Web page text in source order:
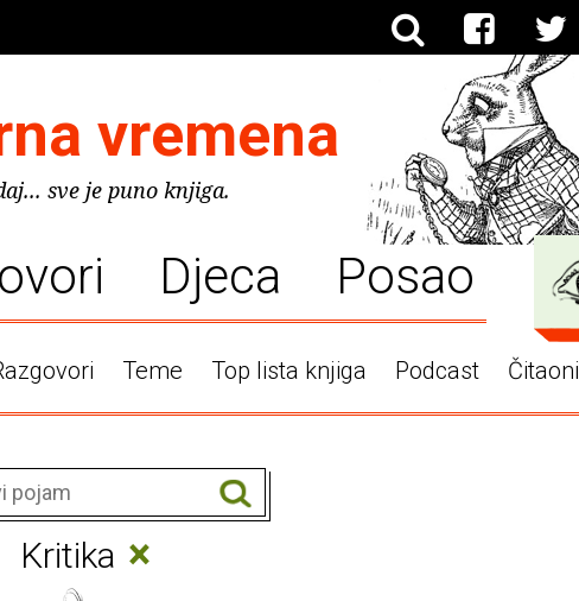
vremena
sve je puno knjiga.
Djeca Posao
Teme Top lista knjiga Podcast
Kritika ×